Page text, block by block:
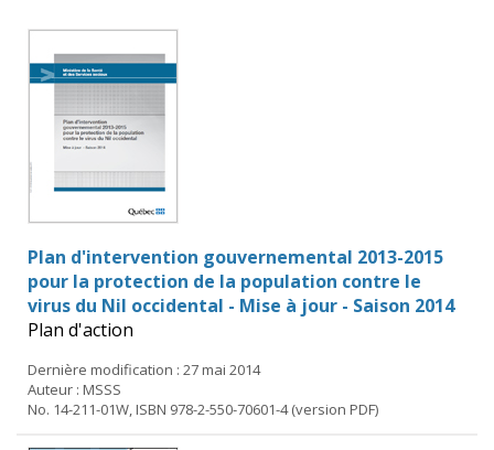
Plan d'intervention gouvernemental 2013-2015
pour la protection de la population contre le
virus du Nil occidental - Mise à jour - Saison 2014
Plan d'action
Dernière modification : 27 mai 2014
Auteur : MSSS
No. 14-211-01W, ISBN 978-2-550-70601-4 (version PDF)